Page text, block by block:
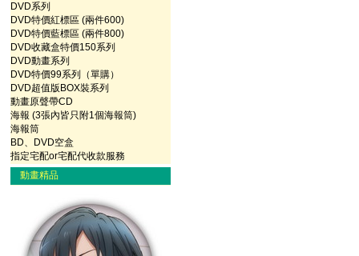
DVD系列
DVD特價紅標區 (兩件600)
DVD特價藍標區 (兩件800)
DVD收藏盒特價150系列
DVD動畫系列
DVD特價99系列（單購）
DVD超值版BOX裝系列
動畫原聲帶CD
海報 (3張內皆只附1個海報筒)
海報筒
BD、DVD空盒
指定宅配or宅配代收款服務
動畫精品